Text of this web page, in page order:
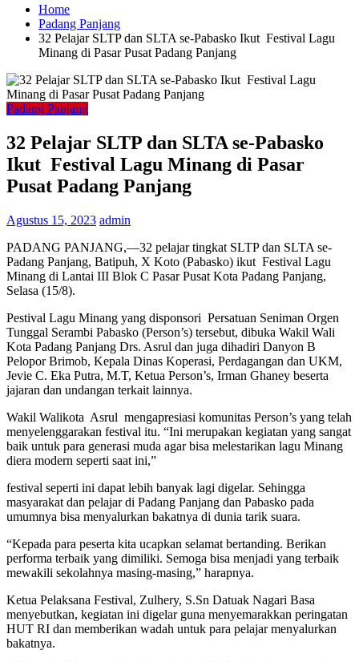
Home
Padang Panjang
32 Pelajar SLTP dan SLTA se-Pabasko Ikut Festival Lagu
Minang di Pasar Pusat Padang Panjang
Padang Panjang
32 Pelajar SLTP dan SLTA se-Pabasko
Ikut Festival Lagu Minang di Pasar
Pusat Padang Panjang
Agustus 15, 2023 admin
PADANG PANJANG,—32 pelajar tingkat SLTP dan SLTA se-
Padang Panjang, Batipuh, X Koto (Pabasko) ikut Festival Lagu
Minang di Lantai III Blok C Pasar Pusat Kota Padang Panjang,
Selasa (15/8).
Pestival Lagu Minang yang disponsori Persatuan Seniman Orgen
Tunggal Serambi Pabasko (Person’s) tersebut, dibuka Wakil Wali
Kota Padang Panjang Drs. Asrul dan juga dihadiri Danyon B
Pelopor Brimob, Kepala Dinas Koperasi, Perdagangan dan UKM,
Jevie C. Eka Putra, M.T, Ketua Person’s, Irman Ghaney beserta
jajaran dan undangan terkait lainnya.
Wakil Walikota Asrul mengapresiasi komunitas Person’s yang telah
menyelenggarakan festival itu. “Ini merupakan kegiatan yang sangat
baik untuk para generasi muda agar bisa melestarikan lagu Minang
diera modern seperti saat ini,”
festival seperti ini dapat lebih banyak lagi digelar. Sehingga
masyarakat dan pelajar di Padang Panjang dan Pabasko pada
umumnya bisa menyalurkan bakatnya di dunia tarik suara.
“Kepada para peserta kita ucapkan selamat bertanding. Berikan
performa terbaik yang dimiliki. Semoga bisa menjadi yang terbaik
mewakili sekolahnya masing-masing,” harapnya.
Ketua Pelaksana Festival, Zulhery, S.Sn Datuak Nagari Basa
menyebutkan, kegiatan ini digelar guna menyemarakkan peringatan
HUT RI dan memberikan wadah untuk para pelajar menyalurkan
bakatnya.